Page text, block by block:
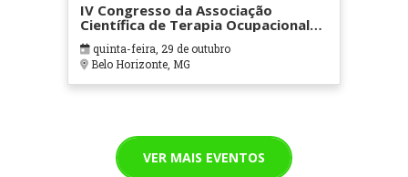
IV Congresso da Associação
Científica de Terapia Ocupacional
em Contextos Hospitalares e
Cuidados Paliativos - ATOHOSP
quinta-feira, 29 de outubro
Belo Horizonte, MG
VER MAIS EVENTOS